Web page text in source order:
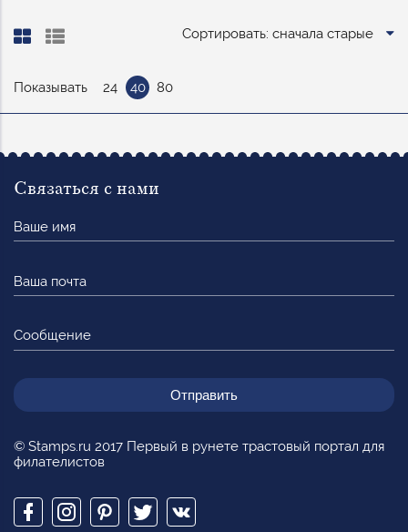
Сортировать: сначала старые
Показывать 24 40 80
© Stamps.ru 2017 Первый в рунете трастовый портал для
филателистов
Связаться с нами
имя
почта
Сообщение